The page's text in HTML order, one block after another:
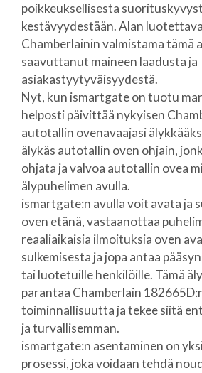
poikkeuksellisesta
kestävyydestään. Alan
Chamberlainin valmistama tämä
saavuttanut maineen laadusta ja
asiakastyytyväisyydestä.
Nyt, kun ismartgate on tuotu
helposti päivittää nykyisen
autotallin ovenavaajasi
älykäs autotallin oven ohjain,
ohjata ja valvoa autotallin ovea
älypuhelimen avulla.
ismartgate:n avulla voit avata ja
oven etänä, vastaanottaa
reaaliaikaisia ilmoituksia oven
sulkemisesta ja jopa antaa
tai luotetuille henkilöille. Tämä
parantaa Chamberlain
toiminnallisuutta ja tekee siitä
ja turvallisemman.
ismartgate:n asentaminen on
prosessi, joka voidaan tehdä